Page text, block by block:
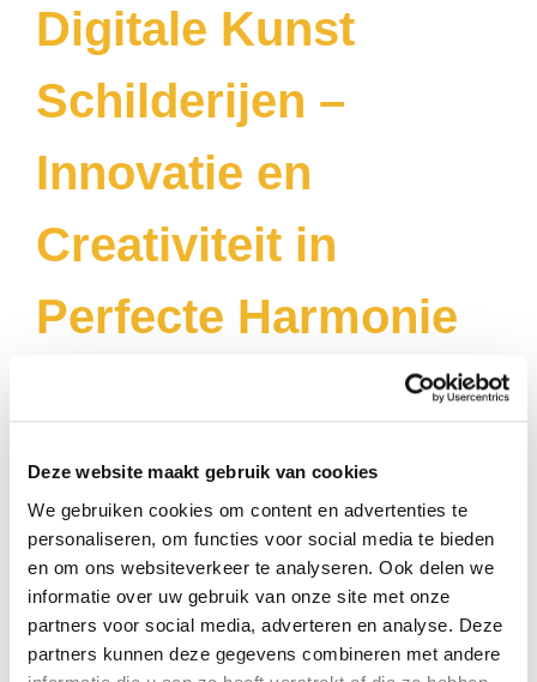
Deze website maakt gebruik van cookies
We gebruiken cookies om content en advertenties te
personaliseren, om functies voor social media te bieden
en om ons websiteverkeer te analyseren. Ook delen we
informatie over uw gebruik van onze site met onze
partners voor social media, adverteren en analyse. Deze
partners kunnen deze gegevens combineren met andere
Digitale Kunst
Schilderijen –
Innovatie en
Creativiteit in
Perfecte Harmonie
combineren moderne technologie met
artistieke creativiteit en bieden een vernieuwende kijk op
beeldende kunst. BijKunstuwel.nlontdekt u een exclusieve
indrukwekkende composities en eigentijds design samenkomen.
digitale illustraties en conceptuele kunst: digitale kunst kent vrijwel
geen grenzen.
Digitale kunst ontstaat met behulp van geavanceerde software,
digitale tekentablets en creatieve beeldbewerkingstechnieken.
Kunstenaars gebruiken deze hulpmiddelen om unieke composities,
kleuren en details te creëren die met traditionele technieken vaak